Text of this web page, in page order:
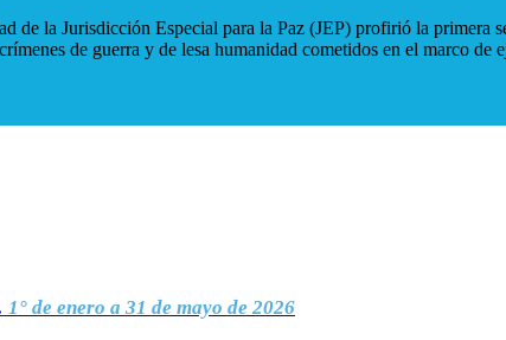
de la Jurisdicción Especial para la Paz (JEP) profirió la primera
de guerra y de lesa humanidad cometidos en el marco de
1° de enero a 31 de mayo de 2026